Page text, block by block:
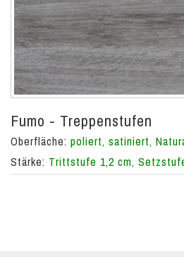
Fumo - Treppenstufen
Oberfläche: poliert, satiniert,
Stärke: Trittstufe 1,2 cm,